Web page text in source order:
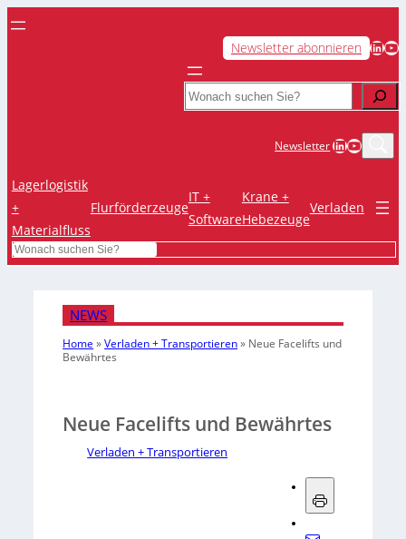
Newsletter abonnieren LinkedIn YouTube
Search
NewsletterLinkedIn
Lagerlogistik
+
Materialfluss
Flurförderzeuge
IT +
Software
Krane +
Hebezeuge
Verladen
Search
NEWS
Home »Verladen + Transportieren» Neue Facelifts und
Bewährtes
Neue Facelifts und Bewährtes
Verladen + Transportieren